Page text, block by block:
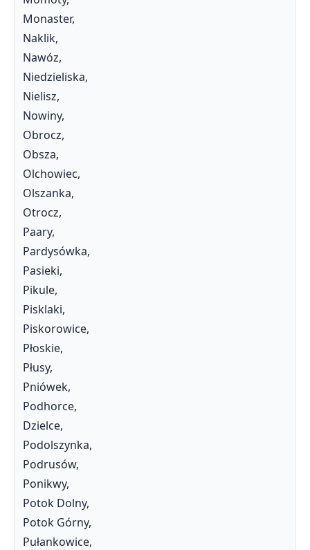
Monaster,
Naklik,
Nawóz,
Niedzieliska,
Nielisz,
Nowiny,
Obrocz,
Obsza,
Olchowiec,
Olszanka,
Otrocz,
Paary,
Pardysówka,
Pasieki,
Pikule,
Pisklaki,
Piskorowice,
Płoskie,
Płusy,
Pniówek,
Podhorce,
Dzielce,
Podolszynka,
Podrusów,
Ponikwy,
Potok Dolny,
Potok Górny,
Pułankowice,